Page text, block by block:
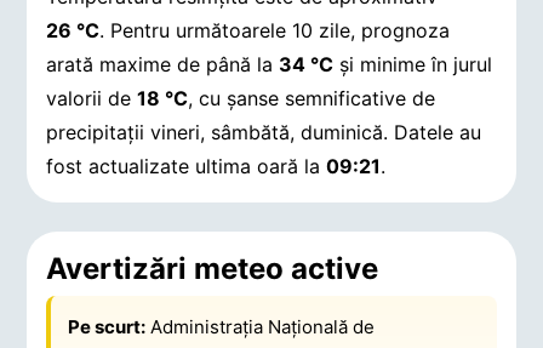
26 °C. Pentru următoarele 10 zile, prognoza
arată maxime de până la 34 °C și minime în jurul
valorii de18 °C, cu șanse semnificative de
precipitații vineri, sâmbătă, duminică. Datele au
fost actualizate ultima oară la09:21.
Avertizări meteo active
Pe scurt: Administrația Națională de